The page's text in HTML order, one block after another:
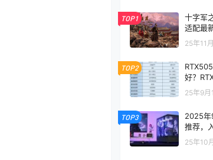
TOP1
十字军
适配最
25年11
TOP2
好？
5060性
25年9月
TOP3
2025年
推荐，
置方案
25年10